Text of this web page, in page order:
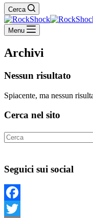
Cerca
Menu
Archivi
Nessun risultato
Spiacente, ma nessun
Cerca nel sito
risultato
Seguici sui social
Facebook